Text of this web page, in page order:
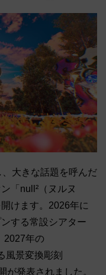
大きな話題を呼んだ
「null²（ヌルヌ
けます。2026年に
する常設シアター
2027年の
風景変換彫刻
が発表されました。